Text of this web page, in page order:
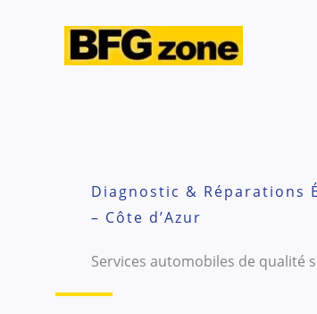
Diagnostic & Réparations
– Côte d’Azur
Services automobiles de qualité